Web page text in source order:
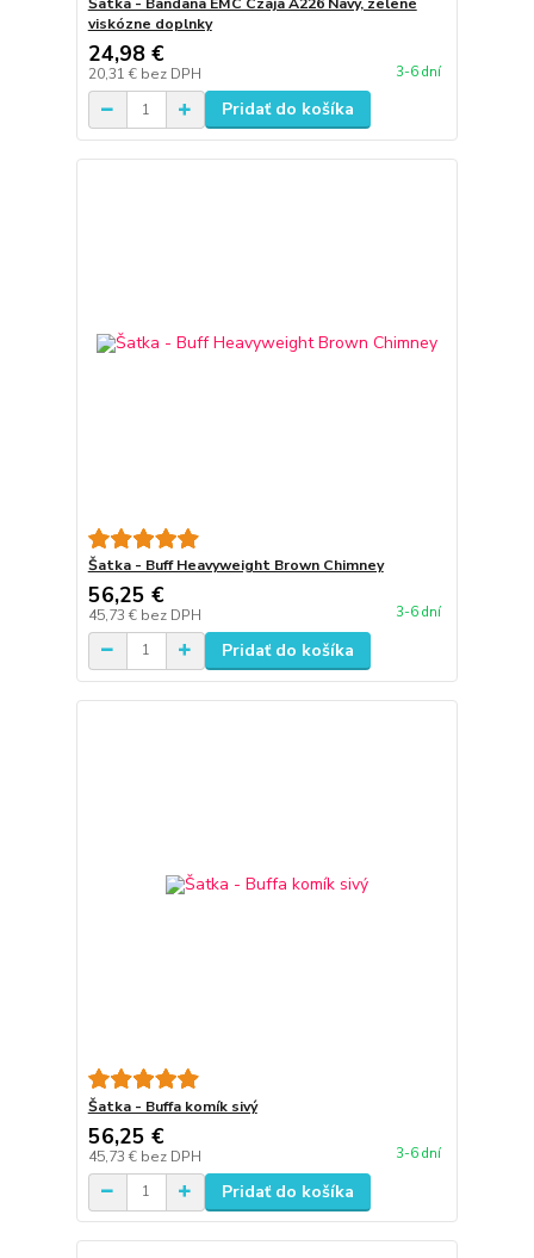
Šatka - Bandana EMC Czaja A226 Navy, zelené
viskózne doplnky
24,98 €
20,31 € bez DPH 3-6 dní
Pridať do košíka
Šatka - Buff Heavyweight Brown Chimney
56,25 €
45,73 € bez DPH 3-6 dní
Pridať do košíka
Šatka - Buffa komík sivý
56,25 €
45,73 € bez DPH 3-6 dní
Pridať do košíka